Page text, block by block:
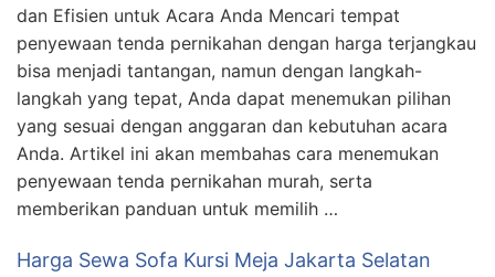
dan Efisien untuk Acara Anda Mencari tempat
penyewaan tenda pernikahan dengan harga terjangkau
bisa menjadi tantangan, namun dengan langkah-
langkah yang tepat, Anda dapat menemukan pilihan
yang sesuai dengan anggaran dan kebutuhan acara
Anda. Artikel ini akan membahas cara menemukan
penyewaan tenda pernikahan murah, serta
memberikan panduan untuk memilih …
Harga Sewa Sofa Kursi Meja Jakarta Selatan